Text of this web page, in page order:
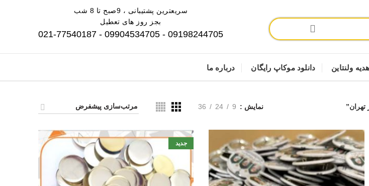
سریعترین پشتیبانی ، 9صبح تا 8 شب
بجز روز های تعطیل
09198244705 - 09904534705 - 021-77540187
هدیه ولنتاین دانلود موکاپ رایگان درباره ما
نمایش 9
24
36
جدید